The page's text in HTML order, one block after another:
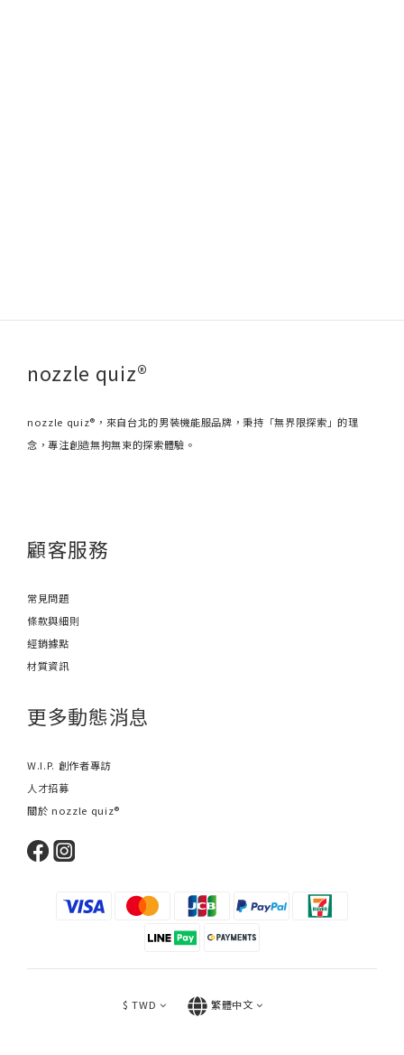
nozzle quiz®
nozzle quiz®，來自台北的男裝機能服品牌，秉持「無界限探索」的理
念，專注創造無拘無束的探索體驗。
顧客服務
常見問題
條款與細則
經銷據點
材質資訊
更多動態消息
W.I.P. 創作者專訪
人才招募
關於 nozzle quiz®
$ TWD 繁體中文